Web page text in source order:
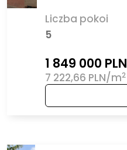
Liczba pokoi
5
1 849 000 PLN
7 222,66 PLN/m2